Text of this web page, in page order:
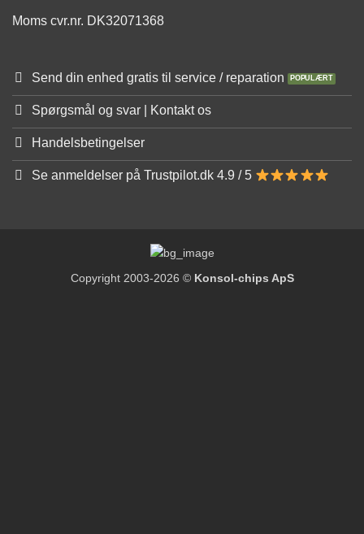
Moms cvr.nr. DK32071368
Send din enhed gratis til service / reparation
Spørgsmål og svar | Kontakt os
Handelsbetingelser
Se anmeldelser på Trustpilot.dk 4.9 / 5
Copyright 2003-2026 © Konsol-chips ApS